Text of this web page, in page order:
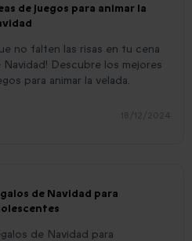
de juegos para animar la
no falten las risas en tu cena
Navidad! Descubre los mejores
para animar la velada.
18/12/2024
de Navidad para
de Navidad para